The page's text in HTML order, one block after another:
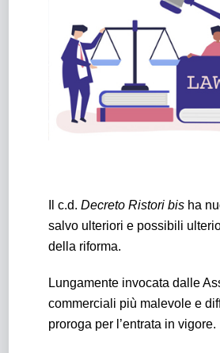
Il c.d. Decreto Ristori bis ha
salvo ulteriori e possibili
della riforma.
Lungamente invocata dalle
commerciali più malevole e
proroga per l’entrata in vigore.